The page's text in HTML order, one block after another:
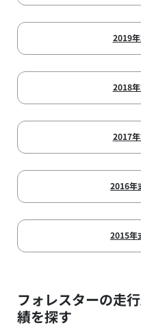
2019年
2018年
2017年
2016年
2015年
フォレスターの走
績を探す